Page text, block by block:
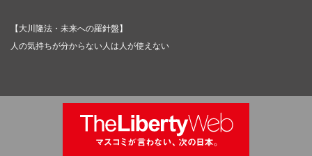
【大川隆法・未来への羅針盤】
人の気持ちが分からない人は人が使えない